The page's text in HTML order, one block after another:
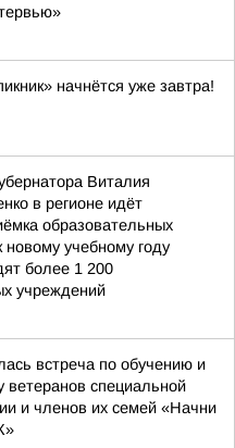
начнётся уже завтра!
Виталия
в регионе идёт
образовательных
учебному году
более 1 200
учреждений
встреча по обучению и
ветеранов специальной
и членов их семей «Начни